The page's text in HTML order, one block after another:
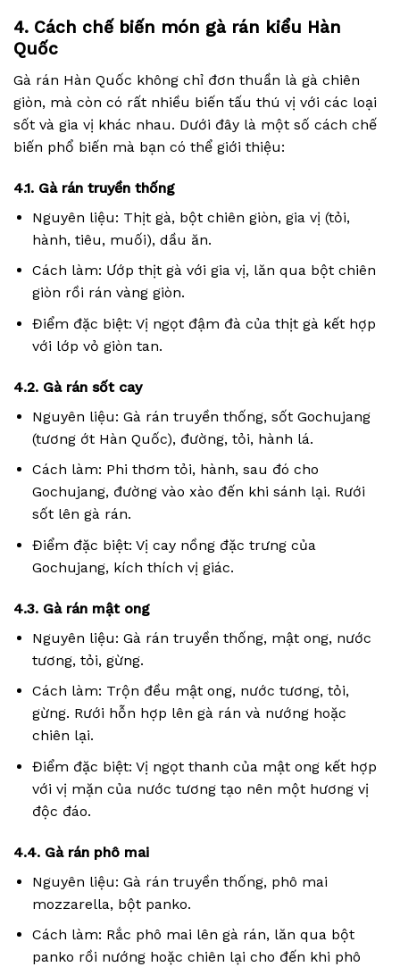
4. Cách chế biến món gà rán kiểu Hàn
Quốc
Gà rán Hàn Quốc không chỉ đơn thuần là gà chiên
giòn, mà còn có rất nhiều biến tấu thú vị với các loại
sốt và gia vị khác nhau. Dưới đây là một số cách chế
biến phổ biến mà bạn có thể giới thiệu:
4.1. Gà rán truyền thống
Nguyên liệu: Thịt gà, bột chiên giòn, gia vị (tỏi,
hành, tiêu, muối), dầu ăn.
Cách làm: Ướp thịt gà với gia vị, lăn qua bột chiên
giòn rồi rán vàng giòn.
Điểm đặc biệt: Vị ngọt đậm đà của thịt gà kết hợp
với lớp vỏ giòn tan.
4.2. Gà rán sốt cay
Nguyên liệu: Gà rán truyền thống, sốt Gochujang
(tương ớt Hàn Quốc), đường, tỏi, hành lá.
Cách làm: Phi thơm tỏi, hành, sau đó cho
Gochujang, đường vào xào đến khi sánh lại. Rưới
sốt lên gà rán.
Điểm đặc biệt: Vị cay nồng đặc trưng của
Gochujang, kích thích vị giác.
4.3. Gà rán mật ong
Nguyên liệu: Gà rán truyền thống, mật ong, nước
tương, tỏi, gừng.
Cách làm: Trộn đều mật ong, nước tương, tỏi,
gừng. Rưới hỗn hợp lên gà rán và nướng hoặc
chiên lại.
Điểm đặc biệt: Vị ngọt thanh của mật ong kết hợp
với vị mặn của nước tương tạo nên một hương vị
độc đáo.
4.4. Gà rán phô mai
Nguyên liệu: Gà rán truyền thống, phô mai
mozzarella, bột panko.
Cách làm: Rắc phô mai lên gà rán, lăn qua bột
panko rồi nướng hoặc chiên lại cho đến khi phô